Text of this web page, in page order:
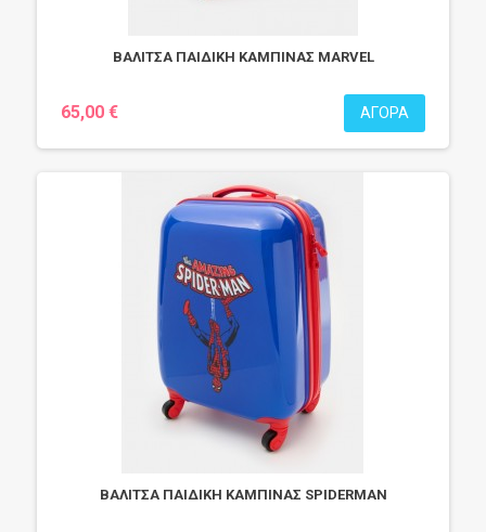
ΒΑΛΙΤΣΑ ΠΑΙΔΙΚΗ ΚΑΜΠΙΝΑΣ MARVEL
65,00 € ΑΓΟΡΆ
ΒΑΛΙΤΣΑ ΠΑΙΔΙΚΗ ΚΑΜΠΙΝΑΣ SPIDERMAN